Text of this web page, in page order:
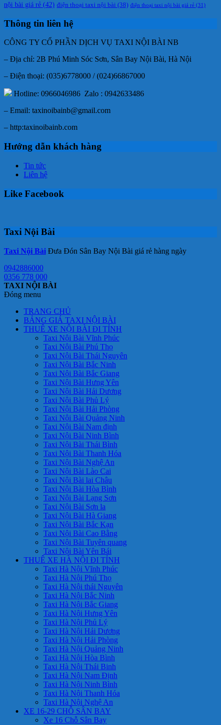
nội bài giá rẻ (42) điện thoại taxi nội bài (38) điện thoại taxi nội bài giá rẻ (31)
Thông tin liên hệ
CÔNG TY CỔ PHẦN DỊCH VỤ TAXI NỘI BÀI NB
– Địa chỉ: 2B Phú Minh Sóc Sơn, Sân Bay Nội Bài, Hà Nội
– Điện thoại: (035)6778000 / (024)66867000
Hotline: 0966046986 Zalo : 0942633486
– Email: taxinoibainb@gmail.com
– http:taxinoibainb.com
Hướng dẫn khách hàng
Tin tức
Liên hệ
Like Facebook
Taxi Nội Bài
Taxi Nội Bài Đưa Đón Sân Bay Nội Bài giá rẻ hàng ngày
0942886000
0356 778 000
TAXI NỘI BÀI
Đóng menu
TRANG CHỦ
BẢNG GIÁ TAXI NỘI BÀI
THUÊ XE NỘI BÀI ĐI TỈNH
Taxi Nội Bài Vĩnh Phúc
Taxi Nội Bài Phú Thọ
Taxi Nội Bài Thái Nguyên
Taxi Nội Bài Bắc Ninh
Taxi Nội Bài Bắc Giang
Taxi Nội Bài Hưng Yên
Taxi Nội Bài Hải Dương
Taxi Nội Bài Phủ Lý
Taxi Nội Bài Hải Phòng
Taxi Nội Bài Quảng Ninh
Taxi Nội Bài Nam định
Taxi Nội Bài Ninh Bình
Taxi Nội Bài Thái Bình
Taxi Nội Bài Thanh Hóa
Taxi Nội Bài Nghệ An
Taxi Nội Bài Lào Cai
Taxi Nội Bài lai Châu
Taxi Nội Bài Hòa Bình
Taxi Nội Bài Lạng Sơn
Taxi Nội Bài Sơn la
Taxi Nội Bài Hà Giang
Taxi Nội Bài Bắc Kạn
Taxi Nội Bài Cao Bằng
Taxi Nội Bài Tuyên quang
Taxi Nội Bài Yên Bái
THUÊ XE HÀ NỘI ĐI TỈNH
Taxi Hà Nội Vĩnh Phúc
Taxi Hà Nội Phú Thọ
Taxi Hà Nội thái Nguyên
Taxi Hà Nội Bắc Ninh
Taxi Hà Nội Bắc Giang
Taxi Hà Nội Hưng Yên
Taxi Hà Nội Phủ Lý
Taxi Hà Nội Hải Dương
Taxi Hà Nội Hải Phòng
Taxi Hà Nội Quảng Ninh
Taxi Hà Nội Hòa Bình
Taxi Hà Nội Thái Binh
Taxi Hà Nội Nam Định
Taxi Hà Nội Ninh Bình
Taxi Hà Nội Thanh Hóa
Taxi Hà Nội Nghệ An
XE 16-29 CHỖ SÂN BAY
Xe 16 Chỗ Sân Bay